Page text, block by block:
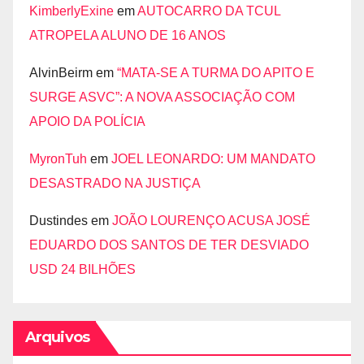
KimberlyExine emAUTOCARRO DA TCUL
ATROPELA ALUNO DE 16 ANOS
AlvinBeirm em “MATA-SE A TURMA DO APITO E
SURGE ASVC”: A NOVA ASSOCIAÇÃO COM
APOIO DA POLÍCIA
MyronTuh em JOEL LEONARDO: UM MANDATO
DESASTRADO NA JUSTIÇA
Dustindes em JOÃO LOURENÇO ACUSA JOSÉ
EDUARDO DOS SANTOS DE TER DESVIADO
USD 24 BILHÕES
Arquivos